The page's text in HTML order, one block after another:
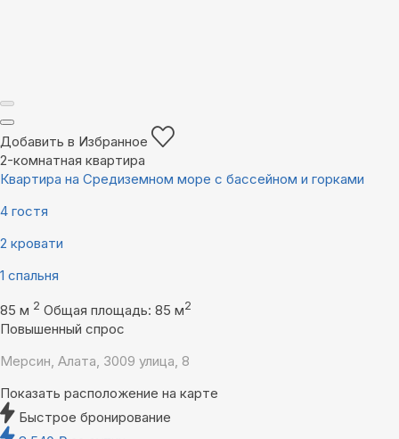
Добавить в Избранное
2-комнатная квартира
Квартира на Средиземном море с бассейном и горками
4 гостя
2 кровати
1 спальня
85 м 2 Общая площадь: 85 м2
Повышенный спрос
Мерсин, Алата, 3009 улица, 8
Показать расположение на карте
Быстрое бронирование